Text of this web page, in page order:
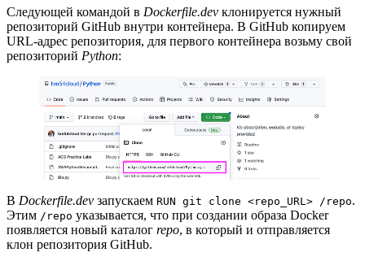
Следующей командой в Dockerfile.dev клонируется нужный
репозиторий GitHub внутри контейнера. В GitHub копируем
URL-адрес репозитория, для первого контейнера возьму свой
репозиторий Python:
В Dockerfile.dev запускаем RUN git clone <repo_URL> /repo.
Этим /repo указывается, что при создании образа Docker
появляется новый каталог repo, в который и отправляется
клон репозитория GitHub.